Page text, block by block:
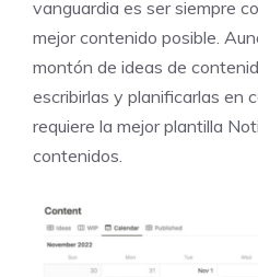
vanguardia es ser siempre
mejor contenido posible.
montón de ideas de
escribirlas y planificarlas en
requiere la mejor plantilla
contenidos.